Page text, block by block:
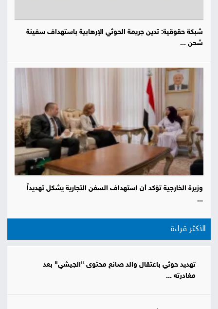
شبكة حقوقية: تدين جريمة الحوثي الإرهابية باستهداف سفينة
شحن ...
وزيرة الخارجية تؤكد أن استهداف السفن التجارية يشكل تهديداً
...
الأكثر قراءة
تهديد حوثي باعتقال والد صانع محتوى "الجيشي" بعد
مغادرته ...